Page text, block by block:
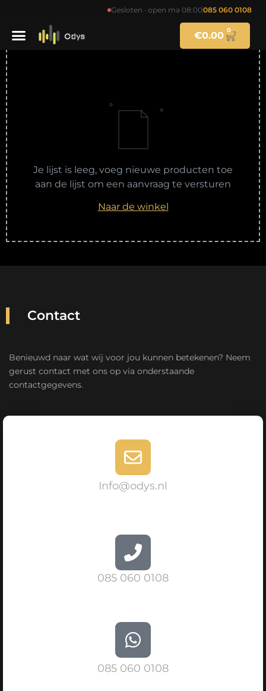
Gesloten · open ma 08:00085 060 0108
€0.00 0
Request a Quote
Je lijst is leeg, voeg nieuwe producten toe
aan de lijst om een aanvraag te versturen
Naar de winkel
Contact
Benieuwd naar wat wij voor jou kunnen betekenen? Neem
gerust contact met ons op via onderstaande
contactgegevens.
Info@odys.nl
085 060 0108
085 060 0108